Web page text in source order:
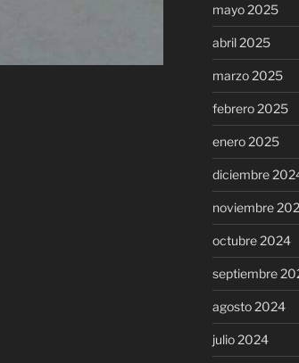
mayo 2025
abril 2025
marzo 2025
febrero 2025
enero 2025
diciembre
noviembre
octubre 2024
septiembre
agosto 2024
julio 2024